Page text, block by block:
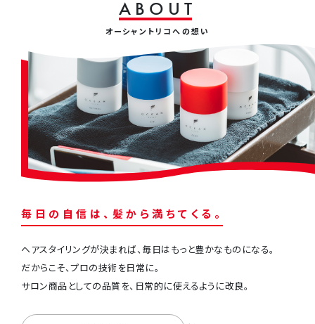
A B O U T
オーシャントリコへの想い
毎 ⽇ の ⾃ 信 は 、 髪 か ら 満 ち て く る 。
ヘアスタイリングが決まれば、毎⽇はもっと豊かなものになる。
だからこそ、プロの技術を⽇常に。
サロン商品としての品質を、⽇常的に使えるように改良。